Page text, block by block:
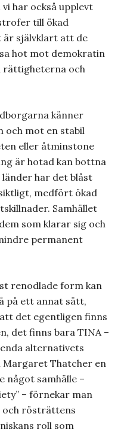
har också upplevt
till ökad
självklart att de
hot mot demokratin
rättigheterna och
känner
mot en stabil
eller åtminstone
är hotad kan bottna
har det blåst
medfört ökad
Samhället
som klarar sig och
permanent
renodlade form kan
på ett annat sätt,
det egentligen finns
det finns bara TINA –
alternativets
Margaret Thatcher en
något samhälle –
– förnekar man
och rösträttens
roll som